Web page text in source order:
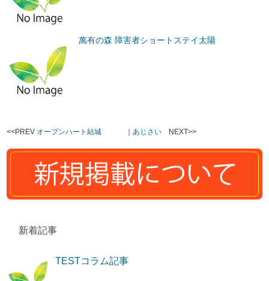
萬有の森 障害者ショートステイ太陽
<<PREV オープンハート結城 ｜ あじさい NEXT>>
新着記事
TESTコラム記事